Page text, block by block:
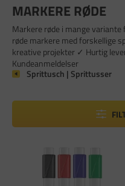
MARKERE RØDE
Markere røde i mange variante
røde markere med forskellige
kreative projekter ✓ Hurtig
Kundeanmeldelser
Sprittusch | Sprittusser